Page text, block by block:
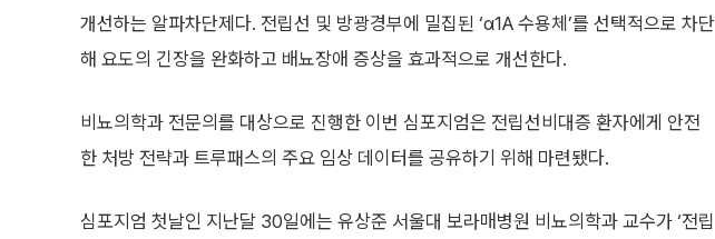
개선하는 알파차단제다. 전립선 및 방광경부에 밀집된 ‘α1A 수용체’를 선택적으로 차단
해 요도의 긴장을 완화하고 배뇨장애 증상을 효과적으로 개선한다.
비뇨의학과 전문의를 대상으로 진행한 이번 심포지엄은 전립선비대증 환자에게 안전
한 처방 전략과 트루패스의 주요 임상 데이터를 공유하기 위해 마련됐다.
심포지엄 첫날인 지난달 30일에는 유상준 서울대 보라매병원 비뇨의학과 교수가 ‘전립